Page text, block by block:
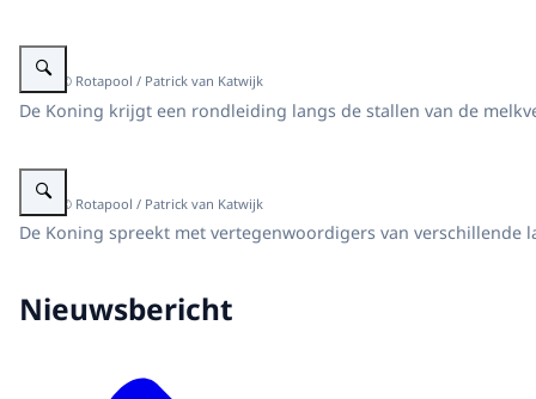
Vergroot afbeelding Koning Willem-Alexander krijgt een rondleiding
Beeld: © Rotapool / Patrick van Katwijk
De Koning krijgt een rondleiding langs de stallen van de
Vergroot afbeelding Koning Willem-Alexander spreekt met
Beeld: © Rotapool / Patrick van Katwijk
De Koning spreekt met vertegenwoordigers van
Nieuwsbericht